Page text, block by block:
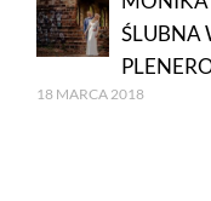
ŚLUBNA
18 MARCA 2018